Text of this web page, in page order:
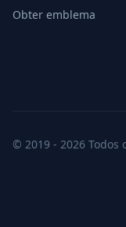
Obter emblema
© 2019 - 2026 Todos